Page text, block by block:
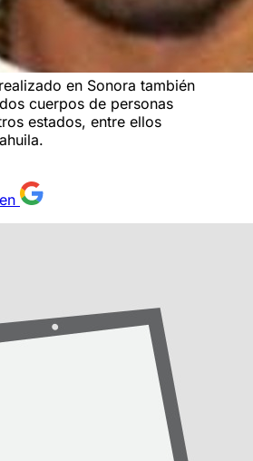
en Sonora también
cuerpos de personas
estados, entre ellos